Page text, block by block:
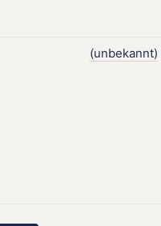
(unbekannt)